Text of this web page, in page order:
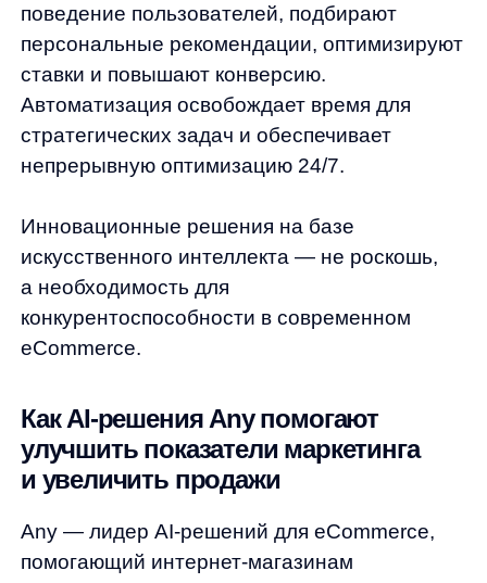
человека, адаптируется к изменениям
ассортимента и сезонности,
Быстрое подключение за 1−2 недели,
техническая поддержка и консультации
экспертов.
решение о внедрении AI-
инструментов
Регулярный расчет ROI, ROMI и ROAS —
основа успешного eCommerce-бизнеса.
Но в эпоху больших данных и жесткой
для их улучшения.
Искусственный интеллект и автоматизация
технологий в необходимые инструменты
выживания на рынке. Any предоставляет
готовые решения, которые начинают